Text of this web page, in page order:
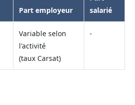
Part employeur
salarié
Variable selon
l'activité
(taux Carsat)
-